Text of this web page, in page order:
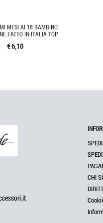
MESI AI 18 BAMBINO
FATTO IN ITALIA TOP
€ 6,10
CHI